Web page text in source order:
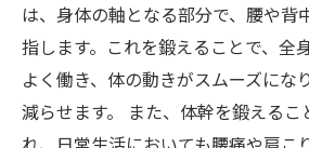
は、身体の軸となる部分で、腰や背
指します。これを鍛えることで、全
よく働き、体の動きがスムーズにな
減らせます。 また、体幹を鍛えるこ